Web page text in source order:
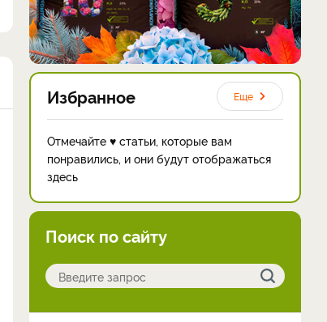
Избранное Еще
Отмечайте ♥ статьи, которые вам
понравились, и они будут отображаться
здесь
Поиск по сайту